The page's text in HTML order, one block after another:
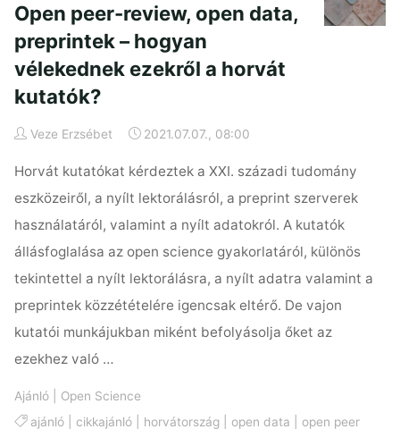
Open peer-review, open data,
preprintek – hogyan
vélekednek ezekről a horvát
kutatók?
Veze Erzsébet 2021.07.07., 08:00
Horvát kutatókat kérdeztek a XXI. századi tudomány
eszközeiről, a nyílt lektorálásról, a preprint szerverek
használatáról, valamint a nyílt adatokról. A kutatók
állásfoglalása az open science gyakorlatáról, különös
tekintettel a nyílt lektorálásra, a nyílt adatra valamint a
preprintek közzétételére igencsak eltérő. De vajon
kutatói munkájukban miként befolyásolja őket az
ezekhez való …
Ajánló
Open Science
ajánló| cikkajánló| horvátország| open data open peer